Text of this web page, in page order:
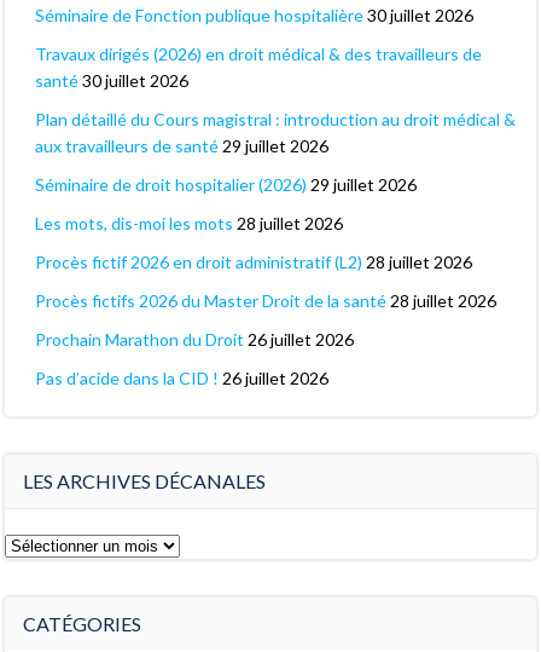
Séminaire de Fonction publique hospitalière30 juillet 2026
Travaux dirigés (2026) en droit médical & des travailleurs de
santé30 juillet 2026
Plan détaillé du Cours magistral : introduction au droit médical &
aux travailleurs de santé 29 juillet 2026
Séminaire de droit hospitalier (2026) 29 juillet 2026
Les mots, dis-moi les mots 28 juillet 2026
Procès fictif 2026 en droit administratif (L2) 28 juillet 2026
Procès fictifs 2026 du Master Droit de la santé 28 juillet 2026
Prochain Marathon du Droit 26 juillet 2026
Pas d’acide dans la CID ! 26 juillet 2026
LES ARCHIVES DÉCANALES
Les
CATÉGORIES